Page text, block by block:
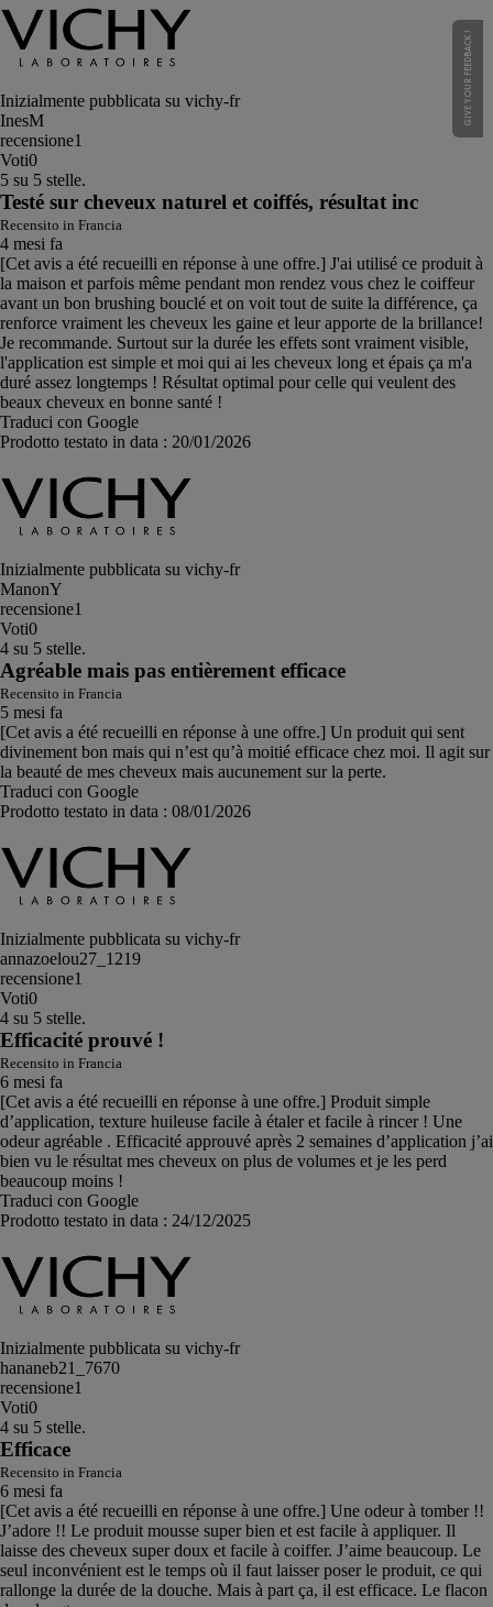
Inizialmente pubblicata su vichy-fr
InesM
recensione1
Voti0
5 su 5 stelle.
Testé sur cheveux naturel et coiffés, résultat inc
Recensito in Francia
4 mesi fa
[Cet avis a été recueilli en réponse à une offre.] J'ai utilisé ce produit à
la maison et parfois même pendant mon rendez vous chez le coiffeur
avant un bon brushing bouclé et on voit tout de suite la différence, ça
renforce vraiment les cheveux les gaine et leur apporte de la brillance!
Je recommande. Surtout sur la durée les effets sont vraiment visible,
l'application est simple et moi qui ai les cheveux long et épais ça m'a
duré assez longtemps ! Résultat optimal pour celle qui veulent des
beaux cheveux en bonne santé !
Traduci con Google
Prodotto testato in data : 20/01/2026
Inizialmente pubblicata su vichy-fr
ManonY
recensione1
Voti0
4 su 5 stelle.
Agréable mais pas entièrement efficace
Recensito in Francia
5 mesi fa
[Cet avis a été recueilli en réponse à une offre.] Un produit qui sent
divinement bon mais qui n’est qu’à moitié efficace chez moi. Il agit sur
la beauté de mes cheveux mais aucunement sur la perte.
Traduci con Google
Prodotto testato in data : 08/01/2026
Inizialmente pubblicata su vichy-fr
annazoelou27_1219
recensione1
Voti0
4 su 5 stelle.
Efficacité prouvé !
Recensito in Francia
6 mesi fa
[Cet avis a été recueilli en réponse à une offre.] Produit simple
d’application, texture huileuse facile à étaler et facile à rincer ! Une
odeur agréable . Efficacité approuvé après 2 semaines d’application j’ai
bien vu le résultat mes cheveux on plus de volumes et je les perd
beaucoup moins !
Traduci con Google
Prodotto testato in data : 24/12/2025
Inizialmente pubblicata su vichy-fr
hananeb21_7670
recensione1
Voti0
4 su 5 stelle.
Efficace
Recensito in Francia
6 mesi fa
[Cet avis a été recueilli en réponse à une offre.] Une odeur à tomber !!
J’adore !! Le produit mousse super bien et est facile à appliquer. Il
laisse des cheveux super doux et facile à coiffer. J’aime beaucoup. Le
seul inconvénient est le temps où il faut laisser poser le produit, ce qui
rallonge la durée de la douche. Mais à part ça, il est efficace. Le flacon
GIVE YOUR FEEDBACK !